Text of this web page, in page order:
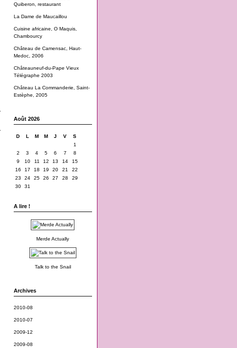
Quiberon, restaurant
La Dame de Maucaillou
Cuisine africaine, O Maquis,
Chambourcy
Château de Camensac, Haut-
Medoc, 2006
Châteauneuf-du-Pape Vieux
Télégraphe 2003
Château La Commanderie, Saint-
Estèphe, 2005
Août 2026
D L M M J V
S
1
2
3 4 5 6 7
8
9
10 11 12 13 14
15
16
17 18 19 20 21
22
23
24 25 26 27 28
29
30
31
A lire !
Merde Actually
Talk to the Snail
Archives
2010-08
2010-07
2009-12
2009-08